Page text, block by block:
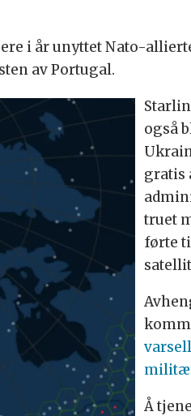
i år unyttet Nato-
av Portugal.
også
gratis
truet
førte
Å